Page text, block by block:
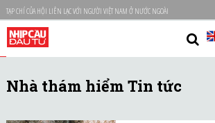
TẠP CHÍ CỦA HỘI LIÊN LẠC VỚI NGƯỜI VIỆT NAM Ở NƯỚC NGOÀI
Nhà thám hiểm Tin tức